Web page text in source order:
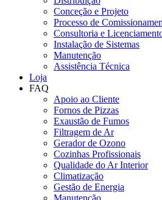
Conceção e Projeto
Processo de
Consultoria e
Instalação de Sistemas
Manutenção
Assistência Técnica
Loja
FAQ
Apoio ao Cliente
Fornos de Pizzas
Exaustão de Fumos
Filtragem de Ar
Gerador de Ozono
Cozinhas Profissionais
Qualidade do Ar Interior
Climatização
Gestão de Energia
Manutenção